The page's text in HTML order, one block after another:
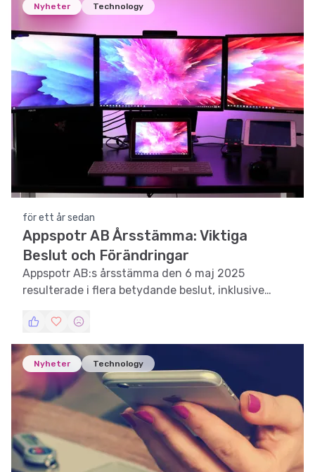
Nyheter Technology
för ett år sedan
Appspotr AB Årsstämma: Viktiga
Beslut och Förändringar
Appspotr AB:s årsstämma den 6 maj 2025
resulterade i flera betydande beslut, inklusive
Nyheter Technology